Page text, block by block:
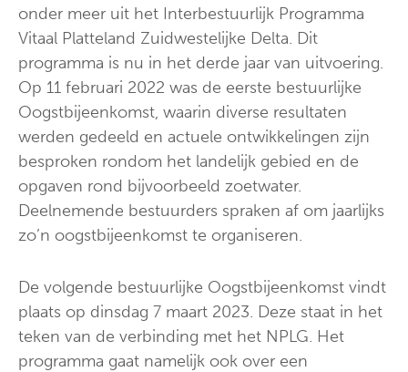
onder meer uit het Interbestuurlijk Programma
Vitaal Platteland Zuidwestelijke Delta. Dit
programma is nu in het derde jaar van uitvoering.
Op 11 februari 2022 was de eerste bestuurlijke
Oogstbijeenkomst, waarin diverse resultaten
werden gedeeld en actuele ontwikkelingen zijn
besproken rondom het landelijk gebied en de
opgaven rond bijvoorbeeld zoetwater.
Deelnemende bestuurders spraken af om jaarlijks
zo’n oogstbijeenkomst te organiseren.
De volgende bestuurlijke Oogstbijeenkomst vindt
plaats op dinsdag 7 maart 2023. Deze staat in het
teken van de verbinding met het NPLG. Het
programma gaat namelijk ook over een